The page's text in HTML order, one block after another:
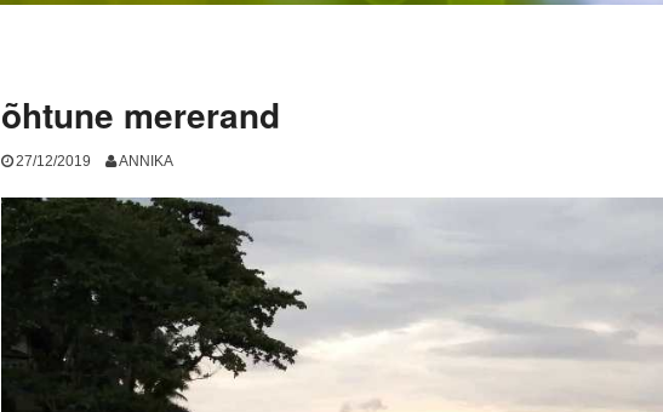
õhtune mererand
27/12/2019 ANNIKA